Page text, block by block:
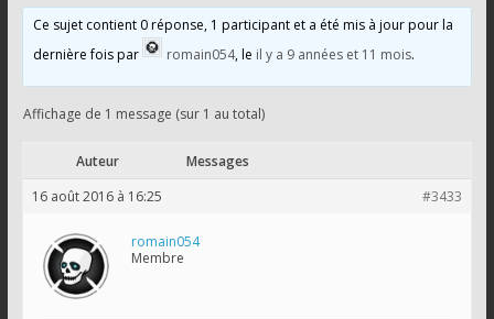
de
of
Duty
Ce sujet contient 0 réponse, 1 participant et a été mis à jour pour la
dernière fois par
romain054, le il y a 9 années et 11 mois.
Affichage de 1 message (sur 1 au total)
Auteur
Messages
16 août 2016 à 16:25
#3433
romain054
Membre